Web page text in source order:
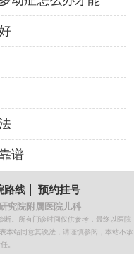
谱
路线 预约挂号
究院附属医院儿科
断。所有门诊时间仅供参考，最终以医院
本站同意其说法，请谨慎参阅，本站不承
。